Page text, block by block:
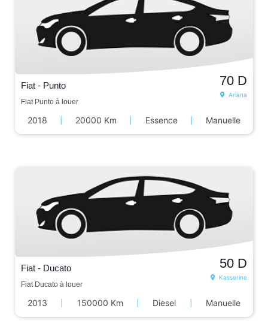
Fiat - Punto
Fiat Punto à louer
70 D
Ariana
2018 20000 Km Essence Manuelle
Fiat - Ducato
Fiat Ducato à louer
50 D
Kasserine
2013 150000 Km Diesel Manuelle